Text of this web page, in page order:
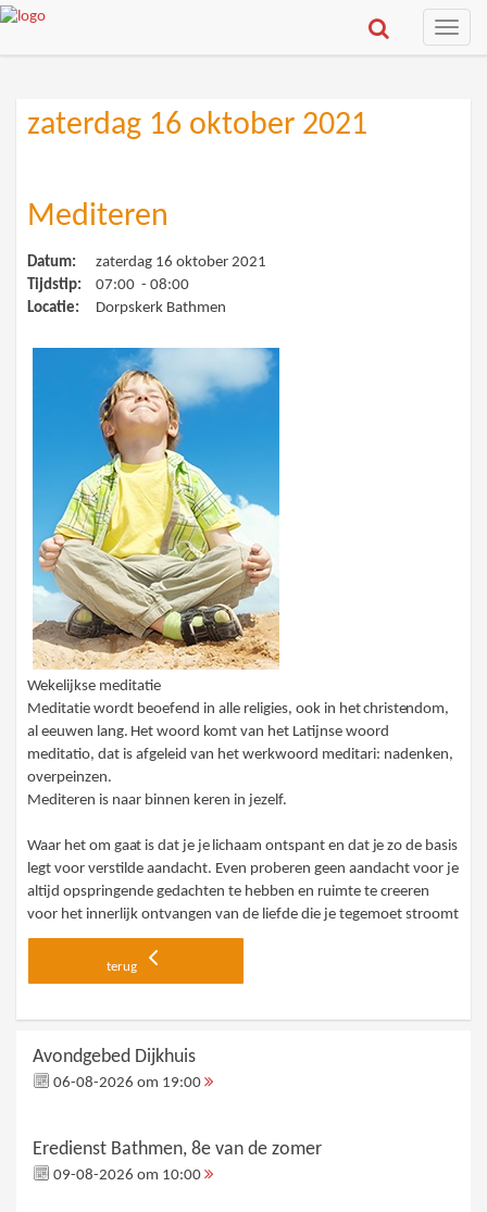
Toggle
zaterdag 16 oktober 2021
Mediteren
Datum:
zaterdag 16 oktober 2021
Tijdstip:
07:00 - 08:00
Locatie:
Dorpskerk Bathmen
Wekelijkse meditatie
Meditatiewordt beoefend in alle religies, ook in het christendom,
aleeuwen lang. Hetwoord komt van het Latijnse woord
meditatio, dat is afgeleid van het werkwoord meditari: nadenken,
overpeinzen.
Mediteren is naar binnen keren in jezelf.
Waar het om gaat isdat je je lichaam ontspant en dat jezo de basis
legt voor verstilde aandacht. Even proberen geen aandacht voor je
altijd opspringende gedachten te hebben en ruimte te creeren
voor het innerlijk ontvangen van de liefde die je tegemoet stroomt
terug
Avondgebed Dijkhuis
06-08-2026 om 19:00
Eredienst Bathmen, 8e van de zomer
09-08-2026 om 10:00